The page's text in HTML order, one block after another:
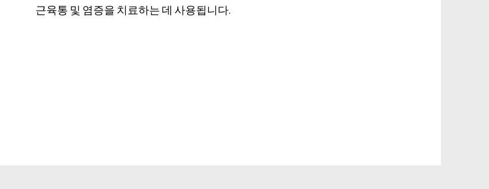
근육통 및 염증을 치료하는 데 사용됩니다.